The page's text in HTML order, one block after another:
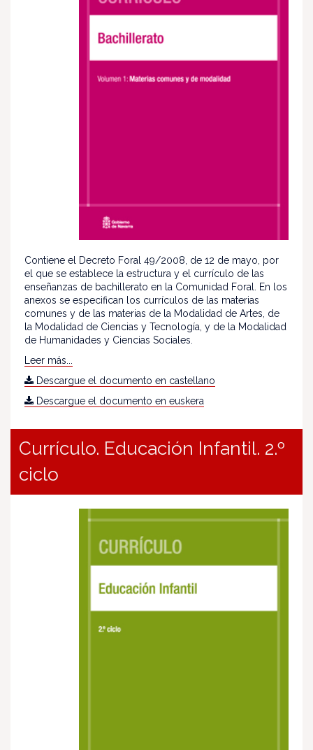
Contiene el Decreto Foral 49/2008, de 12 de mayo, por
el que se establece la estructura y el currículo de las
enseñanzas de bachillerato en la Comunidad Foral. En los
anexos se especifican los currículos de las materias
comunes y de las materias de la Modalidad de Artes, de
la Modalidad de Ciencias y Tecnología, y de la Modalidad
de Humanidades y Ciencias Sociales.
Leer más...
Descargue el documento en castellano
Descargue el documento en euskera
Currículo. Educación Infantil. 2.º
ciclo